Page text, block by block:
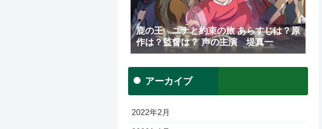
鹿の王 ユナと約束の旅 あらすじは？原
作は？監督は？ 声の主演 堤真一
アーカイブ
2022年2月